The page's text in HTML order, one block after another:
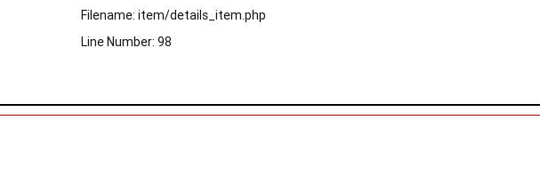
Filename: item/details_item.php
Line Number: 98